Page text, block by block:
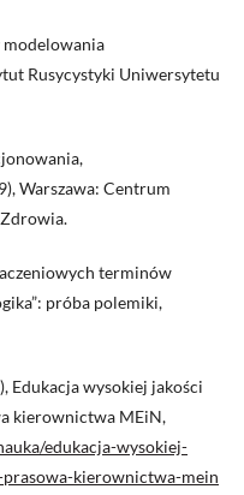
modelowania
Rusycystyki Uniwersytetu
Warszawa: Centrum
terminów
próba polemiki,
Edukacja wysokiej jakości
kierownictwa MEiN,
edukacja-wysokiej-
kierownictwa-mein